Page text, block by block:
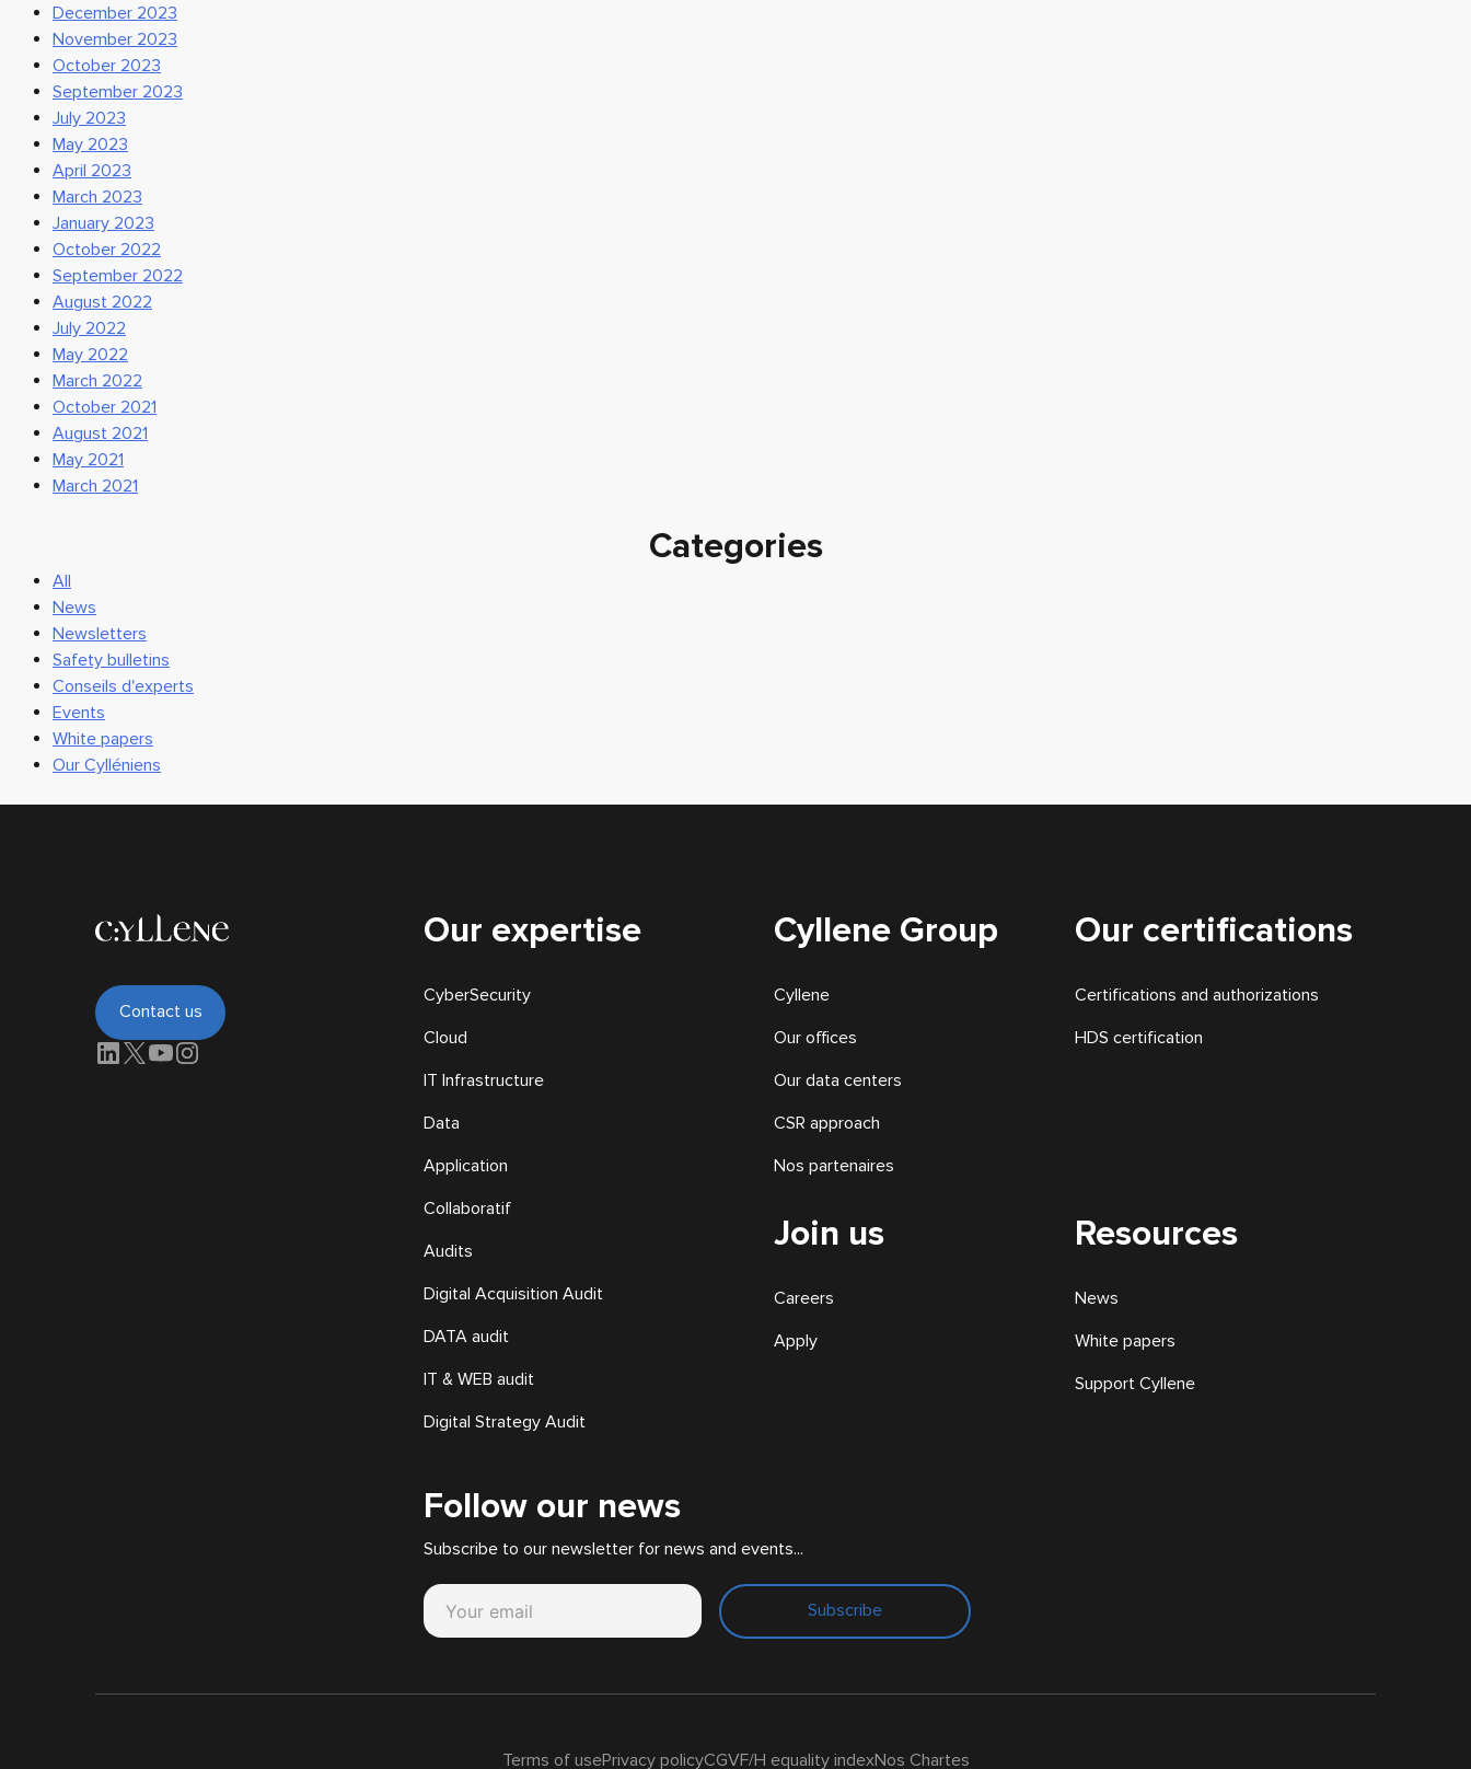
December 2023
November 2023
October 2023
September 2023
July 2023
May 2023
April 2023
March 2023
January 2023
October 2022
September 2022
August 2022
July 2022
May 2022
March 2022
October 2021
August 2021
May 2021
March 2021
Categories
All
News
Newsletters
Safety bulletins
Conseils d'experts
Events
White papers
Our Cylléniens
Contact us
Our expertise
CyberSecurity
Cloud
IT Infrastructure
Data
Application
Collaboratif
Audits
Digital Acquisition Audit
DATA audit
IT & WEB audit
Digital Strategy Audit
Cyllene Group
Cyllene
Our offices
Our data centers
CSR approach
Nos partenaires
Our certifications
Certifications and authorizations
HDS certification
Join us
Careers
Apply
Resources
News
White papers
Support Cyllene
Follow our news
Subscribe to our newsletter for news and events...
Subscribe
Terms of usePrivacy policyCGVF/H equality indexNos Chartes